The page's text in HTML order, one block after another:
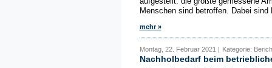
Menschen sind betroffen. Dabei sind
mehr »
Montag, 22. Februar 2021 | Kategorie:
Nachholbedarf beim